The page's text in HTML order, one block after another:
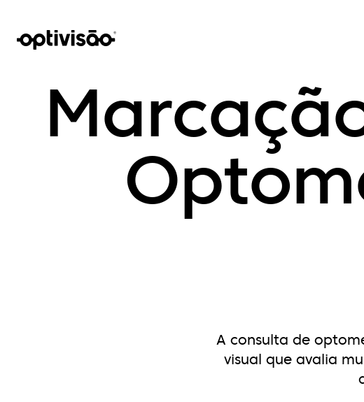
A consulta de
visual que avalia